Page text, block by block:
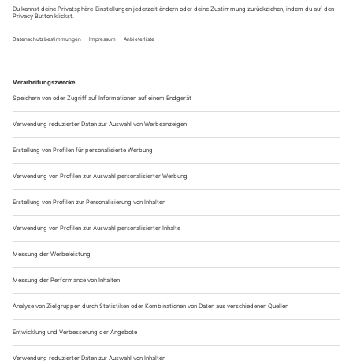
Deutschland bietet zahlreiche Abenteuer wie Bungee
Welche Bucket-List-Ideen eignen sich für
Paare?
Besonders beliebt sind Ballonfahrten, Wellness-
Wochenenden, Schlosshotels, romantische Kurzreisen und
gemeinsame Outdoor-Abenteuer.
Muss man für außergewöhnliche Erlebnisse
ins Ausland reisen?
Nein. Deutschland bietet eine enorme Vielfalt an einzigartigen
Erlebnissen – von den Alpen bis zur Nordsee, von
Rennstrecken bis zu Baumhäusern.
Die schönsten Erinnerungen entstehen